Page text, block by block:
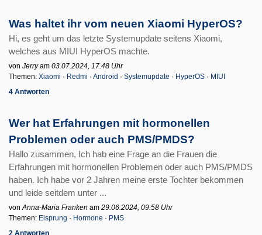
Was haltet ihr vom neuen Xiaomi HyperOS?
Hi, es geht um das letzte Systemupdate seitens Xiaomi,
welches aus MIUI HyperOS machte.
von Jerryam 03.07.2024, 17.48 Uhr
Themen: Xiaomi · Redmi · Android · Systemupdate · HyperOS · MIUI
4 Antworten
Wer hat Erfahrungen mit hormonellen
Problemen oder auch PMS/PMDS?
Hallo zusammen, Ich hab eine Frage an die Frauen die
Erfahrungen mit hormonellen Problemen oder auch PMS/PMDS
haben. Ich habe vor 2 Jahren meine erste Tochter bekommen
und leide seitdem unter ...
vonAnna-Maria Franken am 29.06.2024, 09.58 Uhr
Themen: Eisprung · Hormone · PMS
2 Antworten